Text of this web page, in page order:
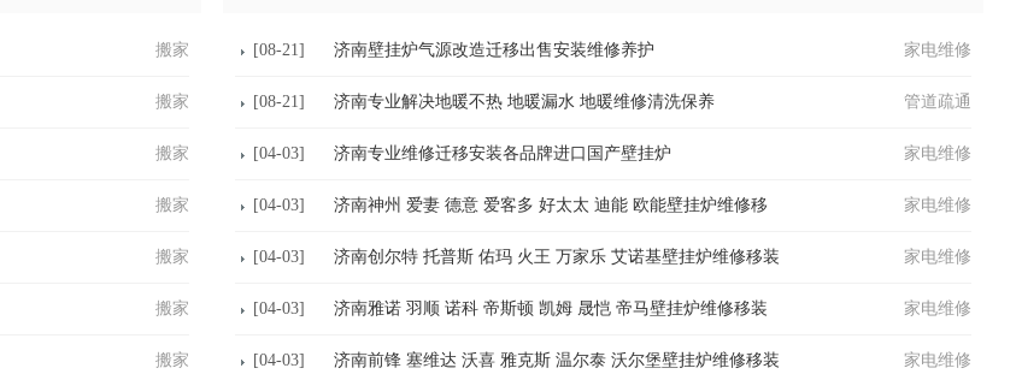
搬家
搬家
搬家
搬家
搬家
搬家
搬家
[08-21] 济南壁挂炉气源改造迁移出售安装维修养护 家电维修
[08-21] 济南专业解决地暖不热 地暖漏水 地暖维修清洗保养 管道疏通
[04-03] 济南专业维修迁移安装各品牌进口国产壁挂炉 家电维修
[04-03] 济南神州 爱妻 德意 爱客多 好太太 迪能 欧能壁挂炉维修移 家电维修
[04-03] 济南创尔特 托普斯 佑玛 火王 万家乐 艾诺基壁挂炉维修移装 家电维修
[04-03] 济南雅诺 羽顺 诺科 帝斯顿 凯姆 晟恺 帝马壁挂炉维修移装 家电维修
[04-03] 济南前锋 塞维达 沃喜 雅克斯 温尔泰 沃尔堡壁挂炉维修移装 家电维修